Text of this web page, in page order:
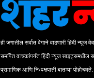
ही जगातील सर्वात वेगाने वाढणारी हिंदी न्यूज
समर्पित वाचकांपर्यंत हिंदी न्यूज साइट्समधील
प्रामाणिक आणि निःपक्षपाती बातम्या